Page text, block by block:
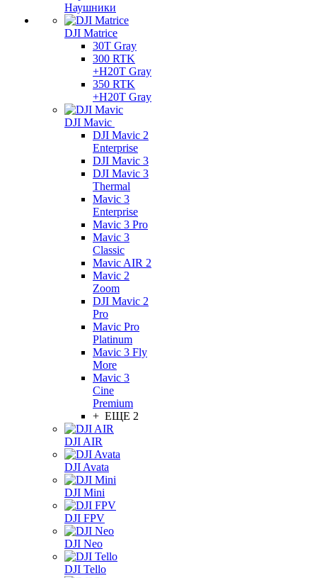
Наушники
DJI Matrice
30T Gray
300 RTK
+H20T Gray
350 RTK
+H20T Gray
DJI Mavic
DJI Mavic 2
Enterprise
DJI Mavic 3
DJI Mavic 3
Thermal
Mavic 3
Enterprise
Mavic 3 Pro
Mavic 3
Сlassic
Mavic AIR 2
Mavic 2
Zoom
DJI Mavic 2
Pro
Mavic Pro
Platinum
Mavic 3 Fly
More
Mavic 3
Cine
Premium
+ ЕЩЕ 2
DJI AIR
DJI Avata
DJI Mini
DJI FPV
DJI Neo
DJI Tello